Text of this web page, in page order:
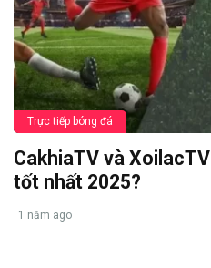
Trực tiếp bóng đá
CakhiaTV và
tốt nhất 2025?
1 năm ago